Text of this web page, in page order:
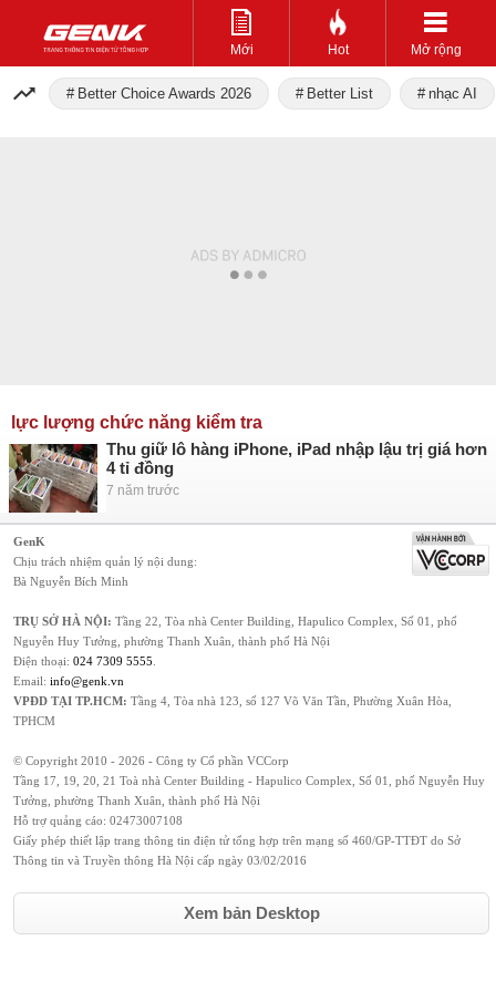
Mới Hot Mở rộng
Better Choice Awards 2026 Better List nhạc AI
lực lượng chức năng kiểm tra
Thu giữ lô hàng iPhone, iPad nhập lậu trị giá hơn
4 tỉ đồng
7 năm trước
GenK
Chịu trách nhiệm quản lý nội dung:
Bà Nguyễn Bích Minh
TRỤ SỞ HÀ NỘI: Tầng 22, Tòa nhà Center Building, Hapulico Complex, Số 01, phố
Nguyễn Huy Tưởng, phường Thanh Xuân, thành phố Hà Nội
Điện thoại: 024 7309 5555
Email: info@genk.vn
VPĐD TẠI TP.HCM: Tầng 4, Tòa nhà 123, số 127 Võ Văn Tần, Phường Xuân Hòa,
TPHCM
© Copyright 2010 - 2026 - Công ty Cổ phần VCCorp
Tầng 17, 19, 20, 21 Toà nhà Center Building - Hapulico Complex, Số 01, phố Nguyễn Huy
Tưởng, phường Thanh Xuân, thành phố Hà Nội
Hỗ trợ quảng cáo: 02473007108
Giấy phép thiết lập trang thông tin điện tử tổng hợp trên mạng số 460/GP-TTĐT do Sở
Thông tin và Truyền thông Hà Nội cấp ngày 03/02/2016
Xem bản Desktop